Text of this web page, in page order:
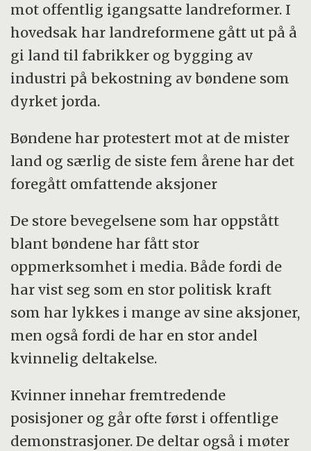
mot offentlig igangsatte landreformer. I
hovedsak har landreformene gått ut på å
gi land til fabrikker og bygging av
industri på bekostning av bøndene som
dyrket jorda.
Bøndene har protestert mot at de mister
land og særlig de siste fem årene har det
foregått omfattende aksjoner
De store bevegelsene som har oppstått
blant bøndene har fått stor
oppmerksomhet i media. Både fordi de
har vist seg som en stor politisk kraft
som har lykkes i mange av sine aksjoner,
men også fordi de har en stor andel
kvinnelig deltakelse.
Kvinner innehar fremtredende
posisjoner og går ofte først i offentlige
demonstrasjoner. De deltar også i møter